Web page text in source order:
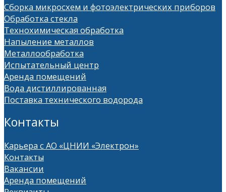
Сборка микросхем и фотоэлектрических приборов
Обработка стекла
Технохимическая обработка
Напыление металлов
Металлообработка
Испытательный центр
Аренда помещений
Вода дистиллированная
Поставка технического водорода
Контакты
Карьера с АО «ЦНИИ «Электрон»
Контакты
Вакансии
Аренда помещений